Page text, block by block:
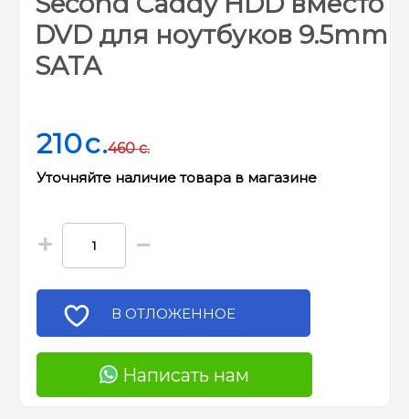
DVD для ноутбуков 9.5mm
SATA
210c.
Уточняйте наличие товара в магазине
460 c.
+ −
В ОТЛОЖЕННОЕ
Написать нам